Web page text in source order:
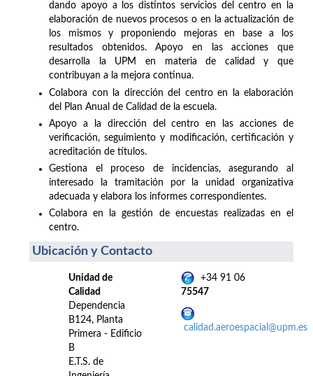
dando apoyo a los distintos servicios del centro en la
elaboración de nuevos procesos o en la actualización de
los mismos y proponiendo mejoras en base a los
resultados obtenidos. Apoyo en las acciones que
desarrolla la UPM en materia de calidad y que
contribuyan a la mejora continua.
Colabora con la dirección del centro en la elaboración
del Plan Anual de Calidad de la escuela.
Apoyo a la dirección del centro en las acciones de
verificación, seguimiento y modificación, certificación y
acreditación de títulos.
Gestiona el proceso de incidencias, asegurando al
interesado la tramitación por la unidad organizativa
adecuada y elabora los informes correspondientes.
Colabora en la gestión de encuestas realizadas en el
centro.
Ubicación y Contacto
Unidad de
Calidad
Dependencia
B124, Planta
Primera - Edificio
B
E.T.S. de
+34 91 06
75547
calidad.aeroespacial@upm.es